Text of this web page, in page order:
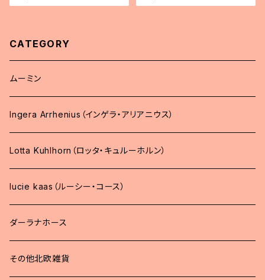
CATEGORY
ムーミン
Ingera Arrhenius（インゲラ・アリアニウス）
Lotta Kuhlhorn（ロッタ・キュルーホルン）
lucie kaas（ルーシー・コース）
ダーラナホース
その他北欧雑貨